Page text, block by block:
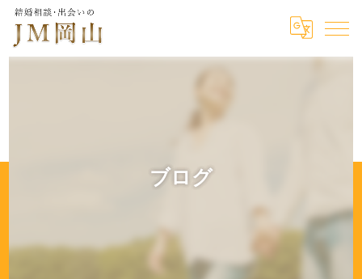
ブログ